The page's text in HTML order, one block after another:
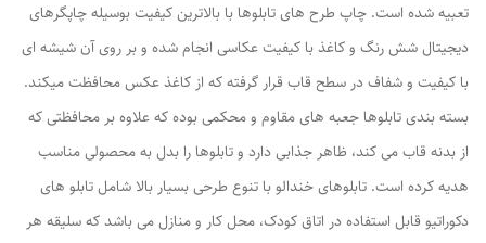
تعبیه شده است. چاپ طرح های تابلوها با بالاترین کیفیت بوسیله چاپگرهای
دیجیتال شش رنگ و کاغذ با کیفیت عکاسی انجام شده و بر روی آن شیشه ای
با کیفیت و شفاف در سطح قاب قرار گرفته که از کاغذ عکس محافظت میکند.
بسته بندی تابلوها جعبه های مقاوم و محکمی بوده که علاوه بر محافظتی که
از بدنه قاب می کند، ظاهر جذابی دارد و تابلوها را بدل به محصولی مناسب
هدیه کرده است. تابلوهای خندالو با تنوع طرحی بسیار بالا شامل تابلو های
دکوراتیو قابل استفاده در اتاق کودک، محل کار و منازل می باشد که سلیقه هر